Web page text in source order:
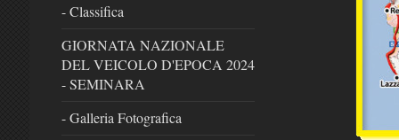
- Classifica
GIORNATA NAZIONALE
DEL VEICOLO D'EPOCA 2024
- SEMINARA
- Galleria Fotografica